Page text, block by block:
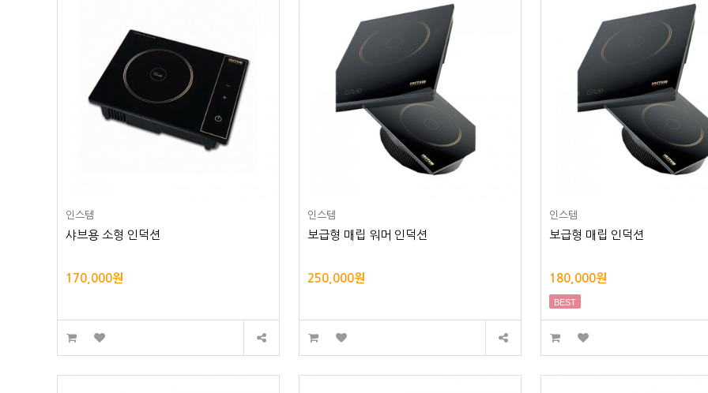
인스템
샤브용 소형 인덕션
170,000원
인스템
보급형 매립 워머 인덕션
250,000원
인스템
보급형 매립 인덕션
180,000원
BEST